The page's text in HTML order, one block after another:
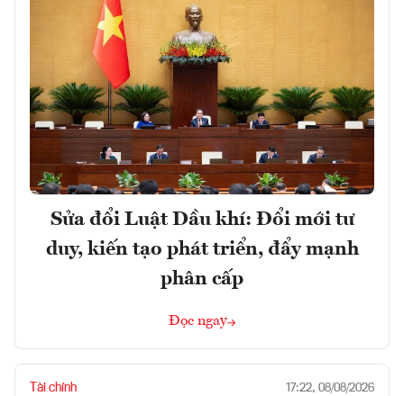
Sửa đổi Luật Dầu khí: Đổi mới tư
duy, kiến tạo phát triển, đẩy mạnh
phân cấp
Đọc ngay
Tài chính 17:22, 08/08/2026